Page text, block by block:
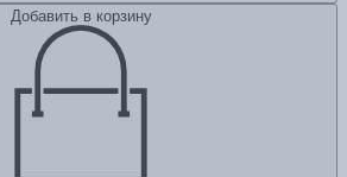
Добавить в корзину